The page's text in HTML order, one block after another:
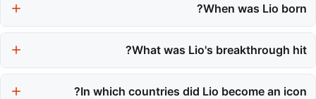
Vasconcelos.
When was Lio born?
What was Lio's breakthrough hit?
sold over one million copies and topped the French charts.
In which countries did Lio become an icon?